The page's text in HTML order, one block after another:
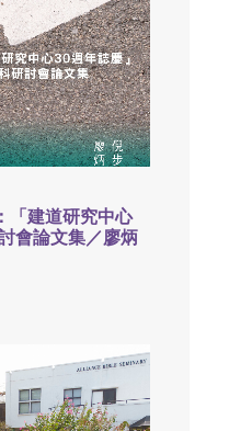
「建道研究中心
會論文集／廖炳